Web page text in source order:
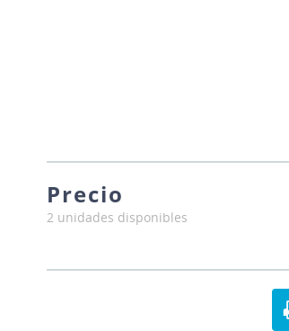
Precio
2 unidades disponibles